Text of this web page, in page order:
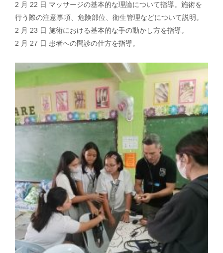
2 月 22 日 マッサージの基本的な理論について指導。施術を
行う際の注意事項、危険部位、衛生管理などについて説明。
2 月 23 日 施術における基本的な手の動かし方を指導。
2 月 27 日 患者への問診の仕方を指導。